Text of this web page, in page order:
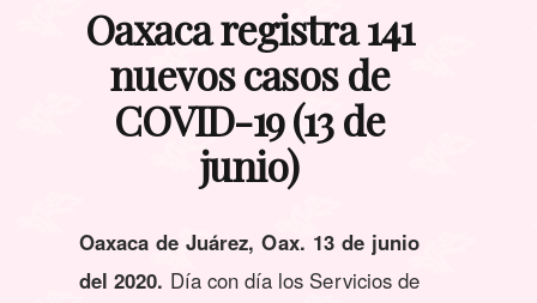
Oaxaca registra 141
nuevos casos de
COVID-19 (13 de
junio)
Oaxaca de Juárez, Oax. 13 de junio
del 2020. Día con día los Servicios de